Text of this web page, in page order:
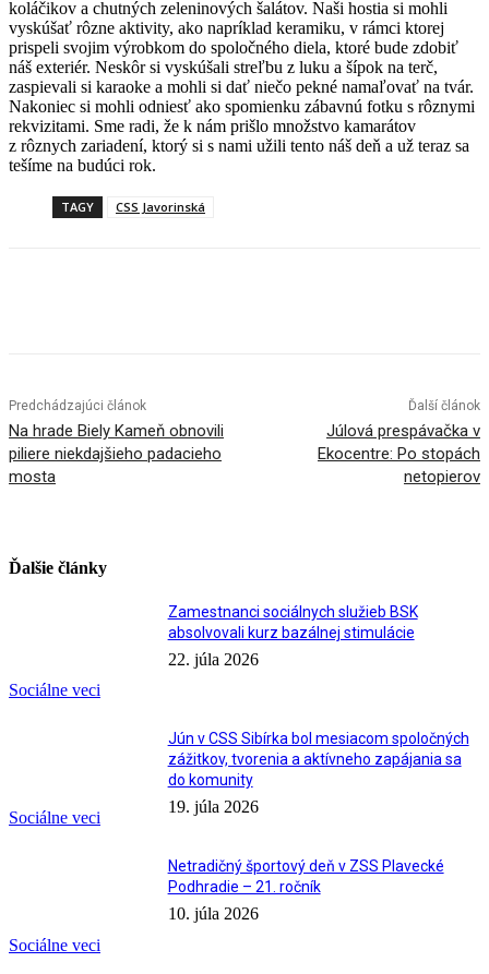
koláčikov a chutných zeleninových šalátov. Naši hostia si mohli
vyskúšať rôzne aktivity, ako napríklad keramiku, v rámci ktorej
prispeli svojim výrobkom do spoločného diela, ktoré bude zdobiť
náš exteriér. Neskôr si vyskúšali streľbu z luku a šípok na terč,
zaspievali si karaoke a mohli si dať niečo pekné namaľovať na tvár.
Nakoniec si mohli odniesť ako spomienku zábavnú fotku s rôznymi
rekvizitami. Sme radi, že k nám prišlo množstvo kamarátov
z rôznych zariadení, ktorý si s nami užili tento náš deň a už teraz sa
tešíme na budúci rok.
TAGY CSS Javorinská
Predchádzajúci článok
Na hrade Biely Kameň obnovili
piliere niekdajšieho padacieho
mosta
Ďalší článok
Júlová prespávačka v
Ekocentre: Po stopách
netopierov
Ďalšie články
Sociálne veci
Zamestnanci sociálnych služieb BSK
absolvovali kurz bazálnej stimulácie
22. júla 2026
Sociálne veci
Jún v CSS Sibírka bol mesiacom spoločných
zážitkov, tvorenia a aktívneho zapájania sa
do komunity
19. júla 2026
Sociálne veci
Netradičný športový deň v ZSS Plavecké
Podhradie – 21. ročník
10. júla 2026